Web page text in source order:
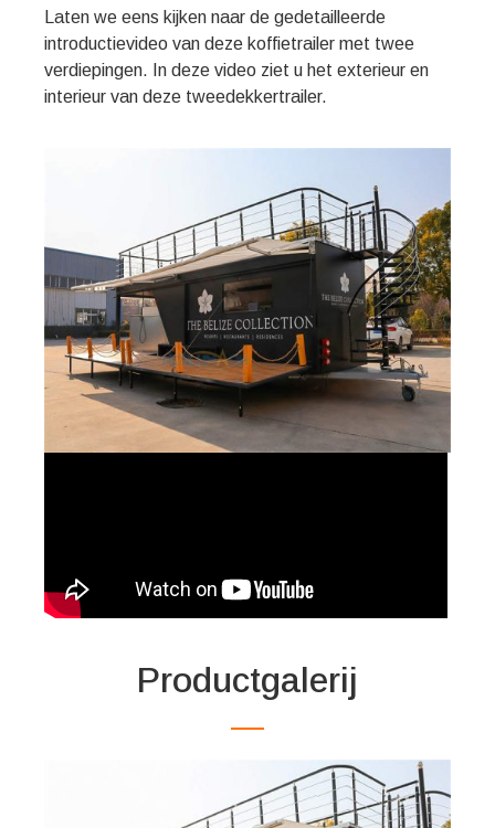
Laten we eens kijken naar de gedetailleerde
introductievideo van deze koffietrailer met twee
verdiepingen. In deze video ziet u het exterieur en
interieur van deze tweedekkertrailer.
Productgalerij